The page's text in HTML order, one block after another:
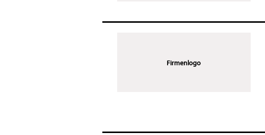
Firmenlogo